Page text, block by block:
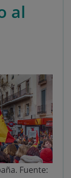
al
Fuente: